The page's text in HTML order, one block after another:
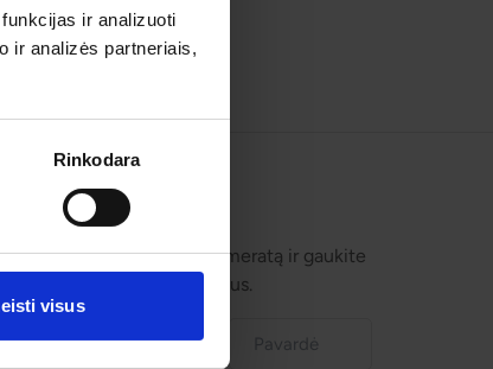
ir analizuoti
ir analizės partneriais,
Rinkodara
visus
Prenumeruokite!
Užsisakykite prenumeratą ir gaukite
geriausius pasiūlymus.